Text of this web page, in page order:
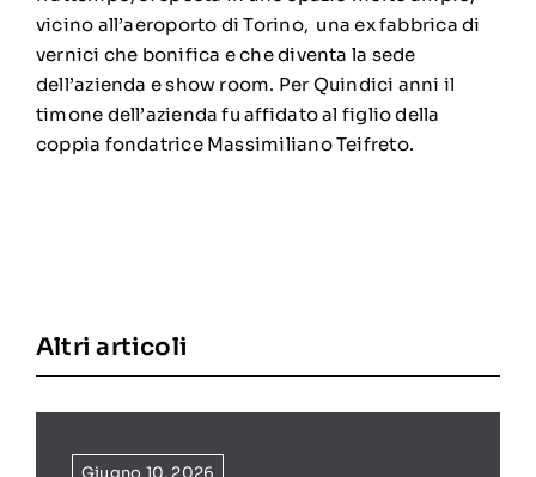
vicino all’aeroporto di Torino, una ex fabbrica di
vernici che bonifica e che diventa la sede
dell’azienda e show room. Per Quindici anni il
timone dell’azienda fu affidato al figlio della
coppia fondatrice Massimiliano Teifreto.
Altri articoli
Giugno 10, 2026